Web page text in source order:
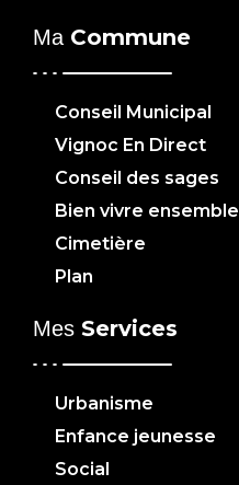
Ma Commune
Conseil Municipal
Vignoc En Direct
Conseil des sages
Bien vivre ensemble
Cimetière
Plan
Mes Services
Urbanisme
Enfance jeunesse
Social